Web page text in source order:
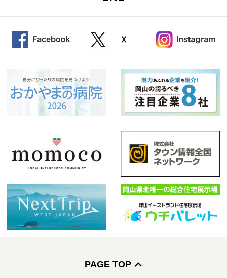
PAGE TOP